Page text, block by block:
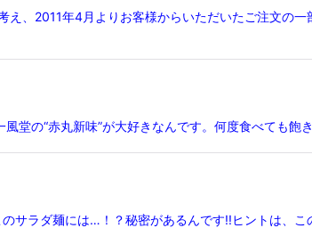
、2011年4月よりお客様からいただいたご注文の
堂の“赤丸新味”が大好きなんです。何度食べても飽
ラダ麺には…！？秘密があるんです!!ヒントは、